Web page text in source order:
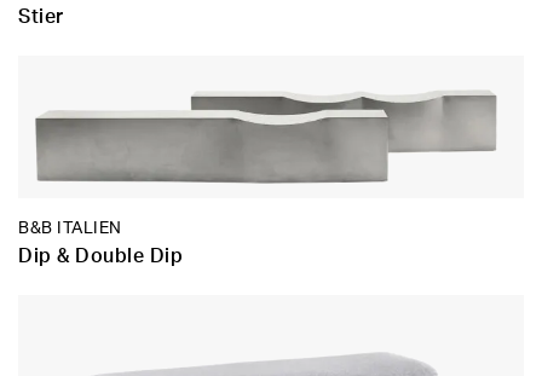
Stier
B&B ITALIEN
Dip & Double Dip